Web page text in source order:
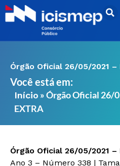
Ir
para
Órgão Oficial 26/05/2021 –
Você está em:
Início »Órgão Oficial 26/
EXTRA
Órgão Oficial 26/05/2021 –
Ano 3 – Número 338 |